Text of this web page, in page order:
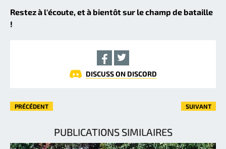
Restez à l'écoute, et à bientôt sur le champ de bataille
!
DISCUSS ON DISCORD
PRÉCÉDENT SUIVANT
PUBLICATIONS SIMILAIRES